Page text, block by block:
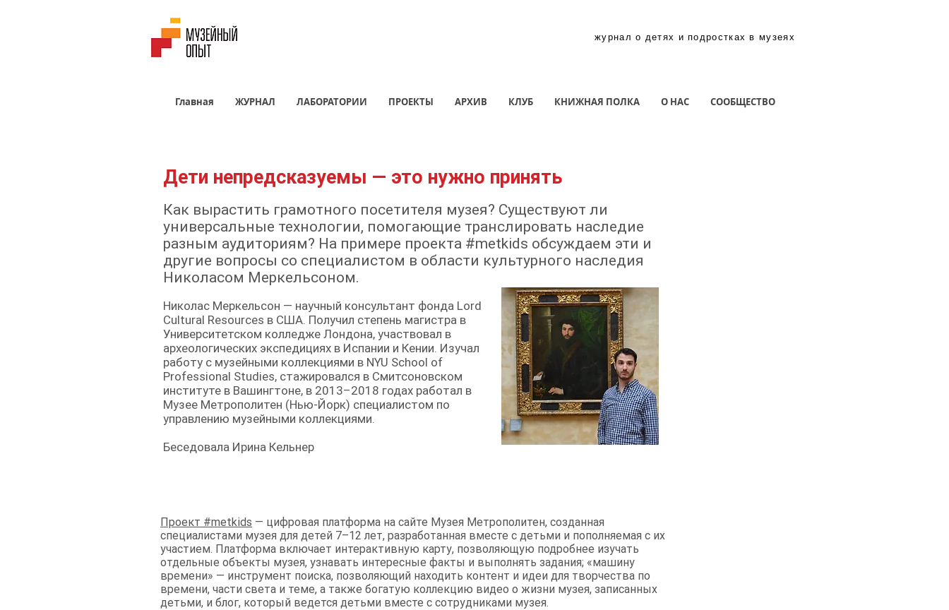
журнал о детях и подростках в музеях
Главная ЖУРНАЛ ЛАБОРАТОРИИ ПРОЕКТЫ АРХИВ КЛУБ КНИЖНАЯ ПОЛКА О НАС СООБЩЕСТВО
Дети непредсказуемы — это нужно принять
Как вырастить грамотного посетителя музея? Существуют ли
универсальные технологии, помогающие транслировать наследие
разным аудиториям? На примере проекта #metkids обсуждаем эти и
другие вопросы со специалистом в области культурного наследия
Николасом Меркельсоном.
Николас Меркельсон — научный консультант фонда Lord
Cultural Resources в США. Получил степень магистра в
Университетском колледже Лондона, участвовал в
археологических экспедициях в Испании и Кении. Изучал
работу с музейными коллекциями в NYU School of
Professional Studies, стажировался в Смитсоновском
институте в Вашингтоне, в 2013–2018 годах работал в
Музее Метрополитен (Нью-Йорк) специалистом по
управлению музейными коллекциями.
Беседовала Ирина Кельнер
Проект #metkids — цифровая платформа на сайте Музея Метрополитен, созданная
специалистами музея для детей 7–12 лет, разработанная вместе с детьми и пополняемая с их
участием. Платформа включает интерактивную карту, позволяющую подробнее изучать
отдельные объекты музея, узнавать интересные факты и выполнять задания; «машину
времени» — инструмент поиска, позволяющий находить контент и идеи для творчества по
времени, части света и теме, а также богатую коллекцию видео о жизни музея, записанных
детьми, и блог, который ведется детьми вместе с сотрудниками музея.